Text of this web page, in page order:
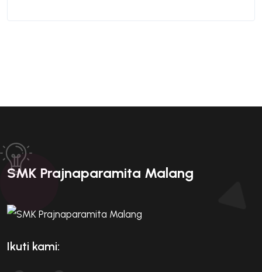
SMK Prajnaparamita Malang
Ikuti kami: